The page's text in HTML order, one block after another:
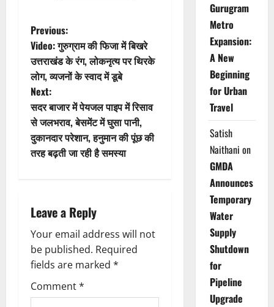
P
o
s
t
n
a
i
g
a
t
Previous:
Video: गुरुग्राम की फिजा में बिखरे
उत्तराखंड के रंग, लोकनृत्य पर थिरके
लोग, व्यजनों के स्वाद में डूबे
Next:
सदर बाजार में पेयजल पाइप में रिसाव
से जलभराव, बेसमेंट में घुसा पानी,
दुकानदार परेशान, हनुमान की पूंछ की
तरह बढ़ती जा रही है समस्या
Leave a Reply
Your email address will not
be published. Required
fields are marked *
Comment*
Gurugram
Metro
Expansion:
A New
Beginning
for Urban
Travel
Satish
Naithani on
GMDA
Announces
Temporary
Water
Supply
Shutdown
for
Pipeline
Upgrade